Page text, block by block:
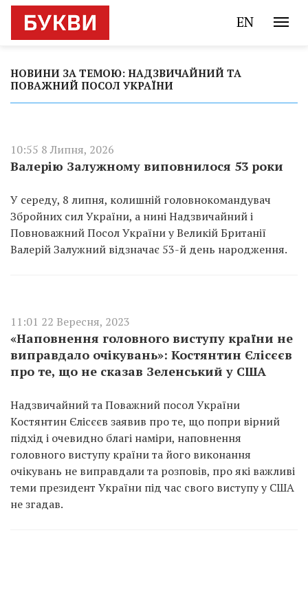
EN
НОВИНИ ЗА ТЕМОЮ: НАДЗВИЧАЙНИЙ ТА
ПОВАЖНИЙ ПОСОЛ УКРАЇНИ
10:55 8 Липня, 2026
Валерію Залужному виповнилося 53 роки
У середу, 8 липня, колишній головнокомандувач
Збройних сил України, а нині Надзвичайний і
Повноважний Посол України у Великій Британії
Валерій Залужний відзначає 53-й день народження.
11:01 22 Вересня, 2023
«Наповнення головного виступу країни не
виправдало очікувань»: Костянтин Єлісєєв
про те, що не сказав Зеленський у США
Надзвичайний та Поважний посол України
Костянтин Єлісєєв заявив про те, що попри вірний
підхід і очевидно благі наміри, наповнення
головного виступу країни та його виконання
очікувань не виправдали та розповів, про які важливі
теми президент України під час свого виступу у США
не згадав.